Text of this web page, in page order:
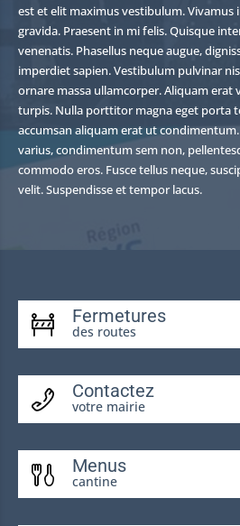
est et elit maximus vestibulum.
gravida. Praesent in mi felis. Quisque
venenatis. Phasellus neque augue,
imperdiet sapien. Vestibulum pulvinar
ornare massa ullamcorper. Aliquam erat
turpis. Nulla porttitor magna eget porta
accumsan aliquam erat ut
varius, condimentum sem non,
commodo eros. Fusce tellus neque,
velit. Suspendisse et tempor lacus.
Fermetures
des routes
Contactez
votre mairie
Menus
cantine